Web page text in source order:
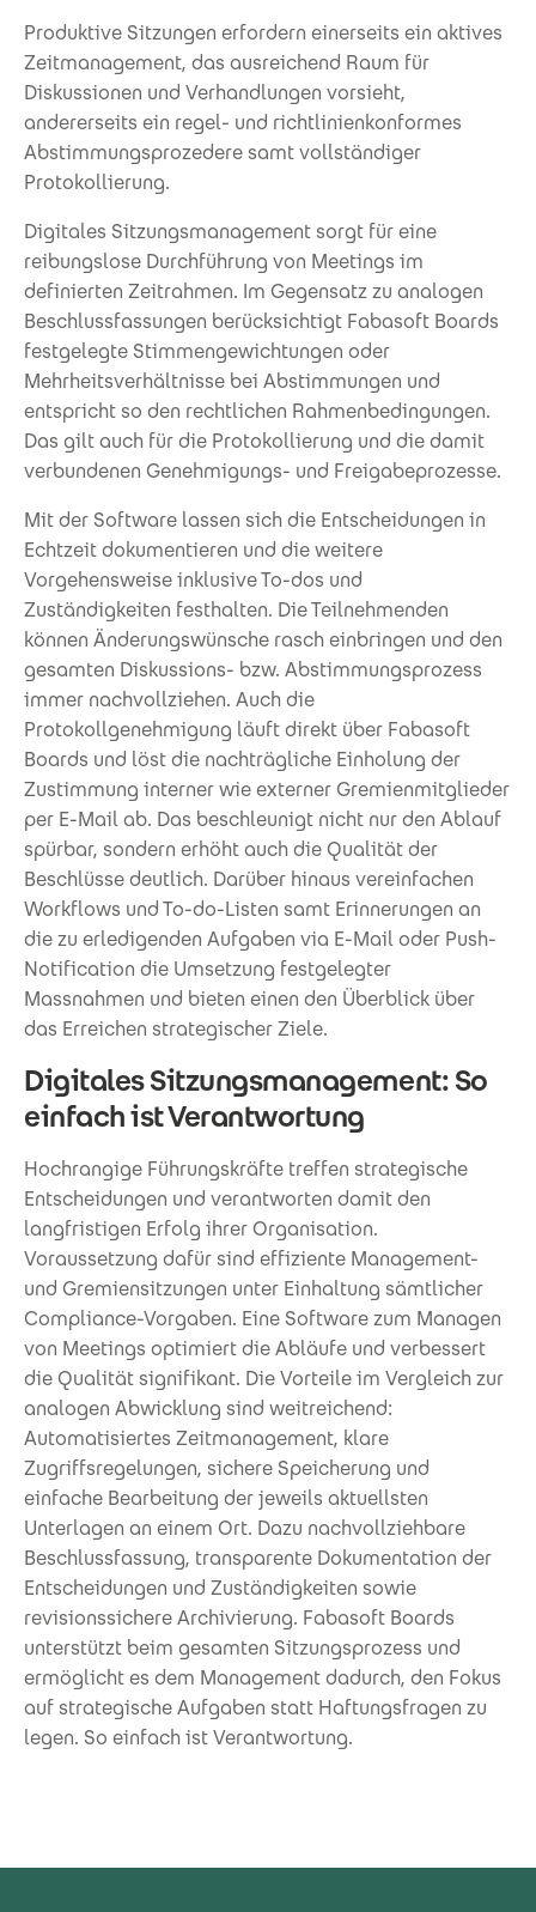
Produktive Sitzungen erfordern einerseits ein aktives
Zeitmanagement, das ausreichend Raum für
Diskussionen und Verhandlungen vorsieht,
andererseits ein regel- und richtlinienkonformes
Abstimmungsprozedere samt vollständiger
Protokollierung.
Digitales Sitzungsmanagement sorgt für eine
reibungslose Durchführung von Meetings im
definierten Zeitrahmen. Im Gegensatz zu analogen
Beschlussfassungen berücksichtigt Fabasoft Boards
festgelegte Stimmengewichtungen oder
Mehrheitsverhältnisse bei Abstimmungen und
entspricht so den rechtlichen Rahmenbedingungen.
Das gilt auch für die Protokollierung und die damit
verbundenen Genehmigungs- und Freigabeprozesse.
Mit der Software lassen sich die Entscheidungen in
Echtzeit dokumentieren und die weitere
Vorgehensweise inklusive To-dos und
Zuständigkeiten festhalten. Die Teilnehmenden
können Änderungswünsche rasch einbringen und den
gesamten Diskussions- bzw. Abstimmungsprozess
immer nachvollziehen. Auch die
Protokollgenehmigung läuft direkt über Fabasoft
Boards und löst die nachträgliche Einholung der
Zustimmung interner wie externer Gremienmitglieder
per E-Mail ab. Das beschleunigt nicht nur den Ablauf
spürbar, sondern erhöht auch die Qualität der
Beschlüsse deutlich. Darüber hinaus vereinfachen
Workflows und To-do-Listen samt Erinnerungen an
die zu erledigenden Aufgaben via E-Mail oder Push-
Notification die Umsetzung festgelegter
Massnahmen und bieten einen den Überblick über
das Erreichen strategischer Ziele.
Digitales Sitzungsmanagement: So
einfach ist Verantwortung
Hochrangige Führungskräfte treffen strategische
Entscheidungen und verantworten damit den
langfristigen Erfolg ihrer Organisation.
Voraussetzung dafür sind effiziente Management-
und Gremiensitzungen unter Einhaltung sämtlicher
Compliance-Vorgaben. Eine Software zum Managen
von Meetings optimiert die Abläufe und verbessert
die Qualität signifikant. Die Vorteile im Vergleich zur
analogen Abwicklung sind weitreichend:
Automatisiertes Zeitmanagement, klare
Zugriffsregelungen, sichere Speicherung und
einfache Bearbeitung der jeweils aktuellsten
Unterlagen an einem Ort. Dazu nachvollziehbare
Beschlussfassung, transparente Dokumentation der
Entscheidungen und Zuständigkeiten sowie
revisionssichere Archivierung. Fabasoft Boards
unterstützt beim gesamten Sitzungsprozess und
ermöglicht es dem Management dadurch, den Fokus
auf strategische Aufgaben statt Haftungsfragen zu
legen. So einfach ist Verantwortung.